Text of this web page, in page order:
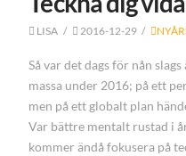
LISA 2016-12-29
Så var det dags för nån
massa under 2016; på ett
men på ett globalt plan
Var bättre mentalt rustad i
kommer ändå fokusera på